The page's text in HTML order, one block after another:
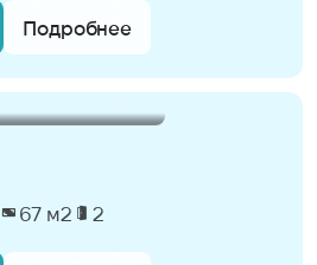
Подробнее
67 м2 2